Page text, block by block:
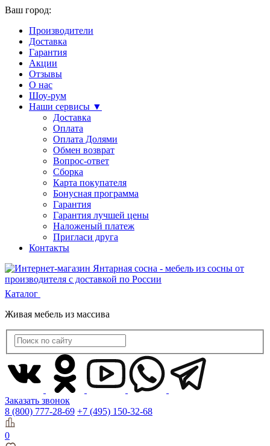
Ваш город:
Производители
Доставка
Гарантия
Акции
Отзывы
О нас
Шоу-рум
Наши сервисы ▼
Доставка
Оплата
Оплата Долями
Обмен возврат
Вопрос-ответ
Сборка
Карта покупателя
Бонусная программа
Гарантия
Гарантия лучшей цены
Наложеный платеж
Пригласи друга
Контакты
Каталог
Живая мебель из массива
Заказать звонок
8 (800) 777-28-69 +7 (495) 150-32-68
0